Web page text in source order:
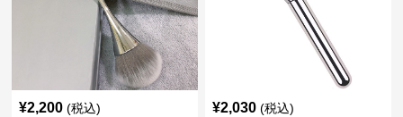
¥2,200 (税込) ¥2,030 (税込)